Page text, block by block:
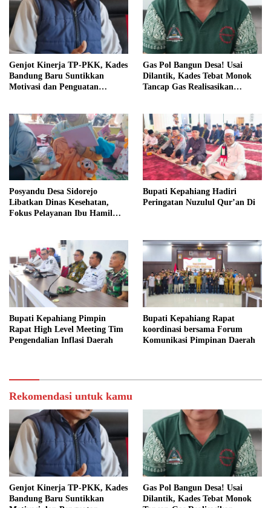
Genjot Kinerja TP-PKK, Kades
Bandung Baru Suntikkan
Motivasi dan Penguatan
Gas Pol Bangun Desa! Usai
Dilantik, Kades Tebat Monok
Tancap Gas Realisasikan
Posyandu Desa Sidorejo
Libatkan Dinas Kesehatan,
Fokus Pelayanan Ibu Hamil
Bupati Kepahiang Hadiri
Peringatan Nuzulul Qur’an Di
Bupati Kepahiang Pimpin
Rapat High Level Meeting Tim
Pengendalian Inflasi Daerah
Bupati Kepahiang Rapat
koordinasi bersama Forum
Komunikasi Pimpinan Daerah
Rekomendasi untuk kamu
Genjot Kinerja TP-PKK, Kades
Bandung Baru Suntikkan
Gas Pol Bangun Desa! Usai
Dilantik, Kades Tebat Monok